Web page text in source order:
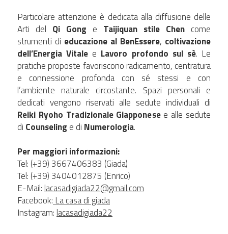
Particolare attenzione è dedicata alla diffusione delle
Arti del Qi Gong e Taijiquan stile Chen come
strumenti di educazione al BenEssere, coltivazione
dell’Energia Vitale e Lavoro profondo sul sè. Le
pratiche proposte favoriscono radicamento, centratura
e connessione profonda con sé stessi e con
l’ambiente naturale circostante. Spazi personali e
Reiki Ryoho Tradizionale Giapponese e alle sedute
di Counseling e di Numerologia.
Per maggiori informazioni:
Tel: (+39) 3667406383 (Giada)
Tel: (+39) 3404012875 (Enrico)
E-Mail: lacasadigiada22@gmail.com
Facebook:La casa di giada
Instagram: lacasadigiada22